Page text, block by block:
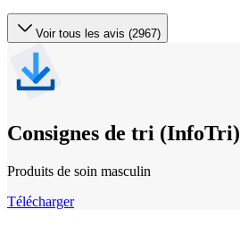
Voir tous les avis (2967)
Consignes de tri (InfoTri)
Produits de soin masculin
Télécharger